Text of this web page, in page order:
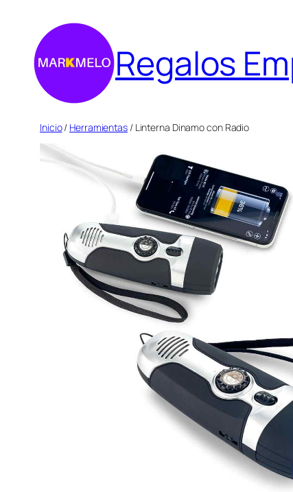
contenido
Regalos
Inicio/ Herramientas/ Linterna Dinamo con Radio